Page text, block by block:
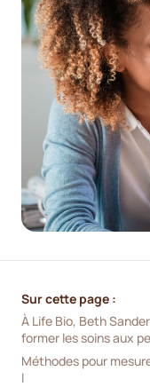
Sur cette page :
À Life Bio, Beth
former les soins aux
Méthodes pour
l